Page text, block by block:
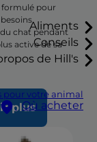
Aliments
Conseils
de Hill's
pour votre animal
Où acheter
pour
chat pendant
active de sa
plus